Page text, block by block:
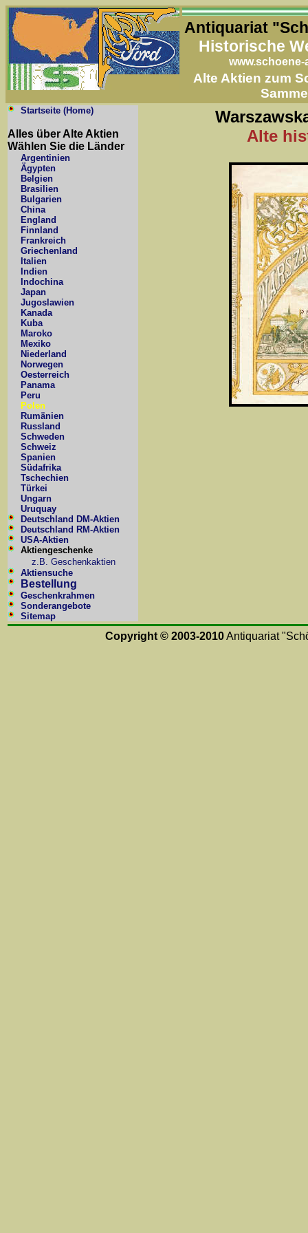
Antiquariat
Historische
www.schoene-
Alte Aktien zum
Startseite (Home)
Alles über Alte Aktien
Wählen Sie die Länder
Argentinien
Ägypten
Belgien
Brasilien
Bulgarien
China
England
Finnland
Frankreich
Griechenland
Italien
Indien
Indochina
Japan
Jugoslawien
Kanada
Kuba
Maroko
Mexiko
Niederland
Norwegen
Oesterreich
Panama
Peru
Polen
Rumänien
Russland
Schweden
Schweiz
Spanien
Südafrika
Tschechien
Türkei
Ungarn
Uruquay
Deutschland DM-Aktien
Deutschland RM-Aktien
USA-Aktien
Aktiengeschenke
z.B. Geschenkaktien
Aktiensuche
Bestellung
Geschenkrahmen
Sonderangebote
Sitemap
Alte
Copyright © 2003-2010Antiquariat